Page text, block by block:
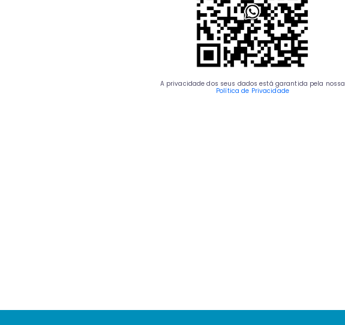
A privacidade dos seus dados está garantida pela nossa
Política de Privacidade